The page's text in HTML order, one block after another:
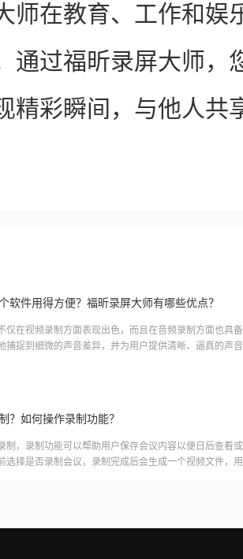
师在教育、工作和娱
通过福昕录屏大师，
精彩瞬间，与他人共
软件用得方便？福昕录屏大师有哪些优点？
在视频录制方面表现出色，而且在音频录制方面也具
捕捉到细微的声音差异，并为用户提供清晰、逼真的声
？如何操作录制功能？
制，录制功能可以帮助用户保存会议内容以便日后查看
选择是否录制会议，录制完成后会生成一个视频文件，